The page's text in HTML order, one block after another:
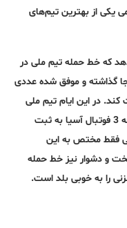
یکی از بهترین تیم‌های
می‌دهد که خط حمله تیم ملی در
جا گذاشته و موفق شده عددی
ثبت کند. در این ایام تیم ملی
بردهای پرگلی را نیز مقابل برخی تیم‌های درجه 3 فوتبال آسیا به ثبت
فقط مختص به این
و دشوار نیز خط حمله
را به خوبی بلد است.